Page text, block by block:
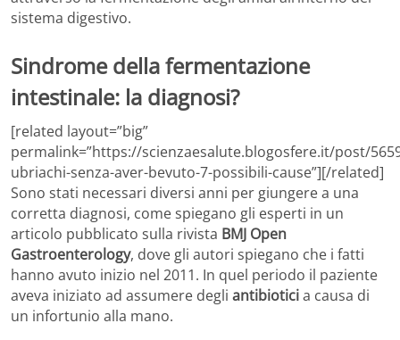
sistema digestivo.
Sindrome della fermentazione
intestinale: la diagnosi?
[related layout=”big”
permalink=”https://scienzaesalute.blogosfere.it/post/
ubriachi-senza-aver-bevuto-7-possibili-cause”][/related]
Sono stati necessari diversi anni per giungere a una
corretta diagnosi, come spiegano gli esperti in un
articolo pubblicato sulla rivista BMJ Open
Gastroenterology, dove gli autori spiegano che i fatti
hanno avuto inizio nel 2011. In quel periodo il paziente
aveva iniziato ad assumere degli antibioticia causa di
un infortunio alla mano.